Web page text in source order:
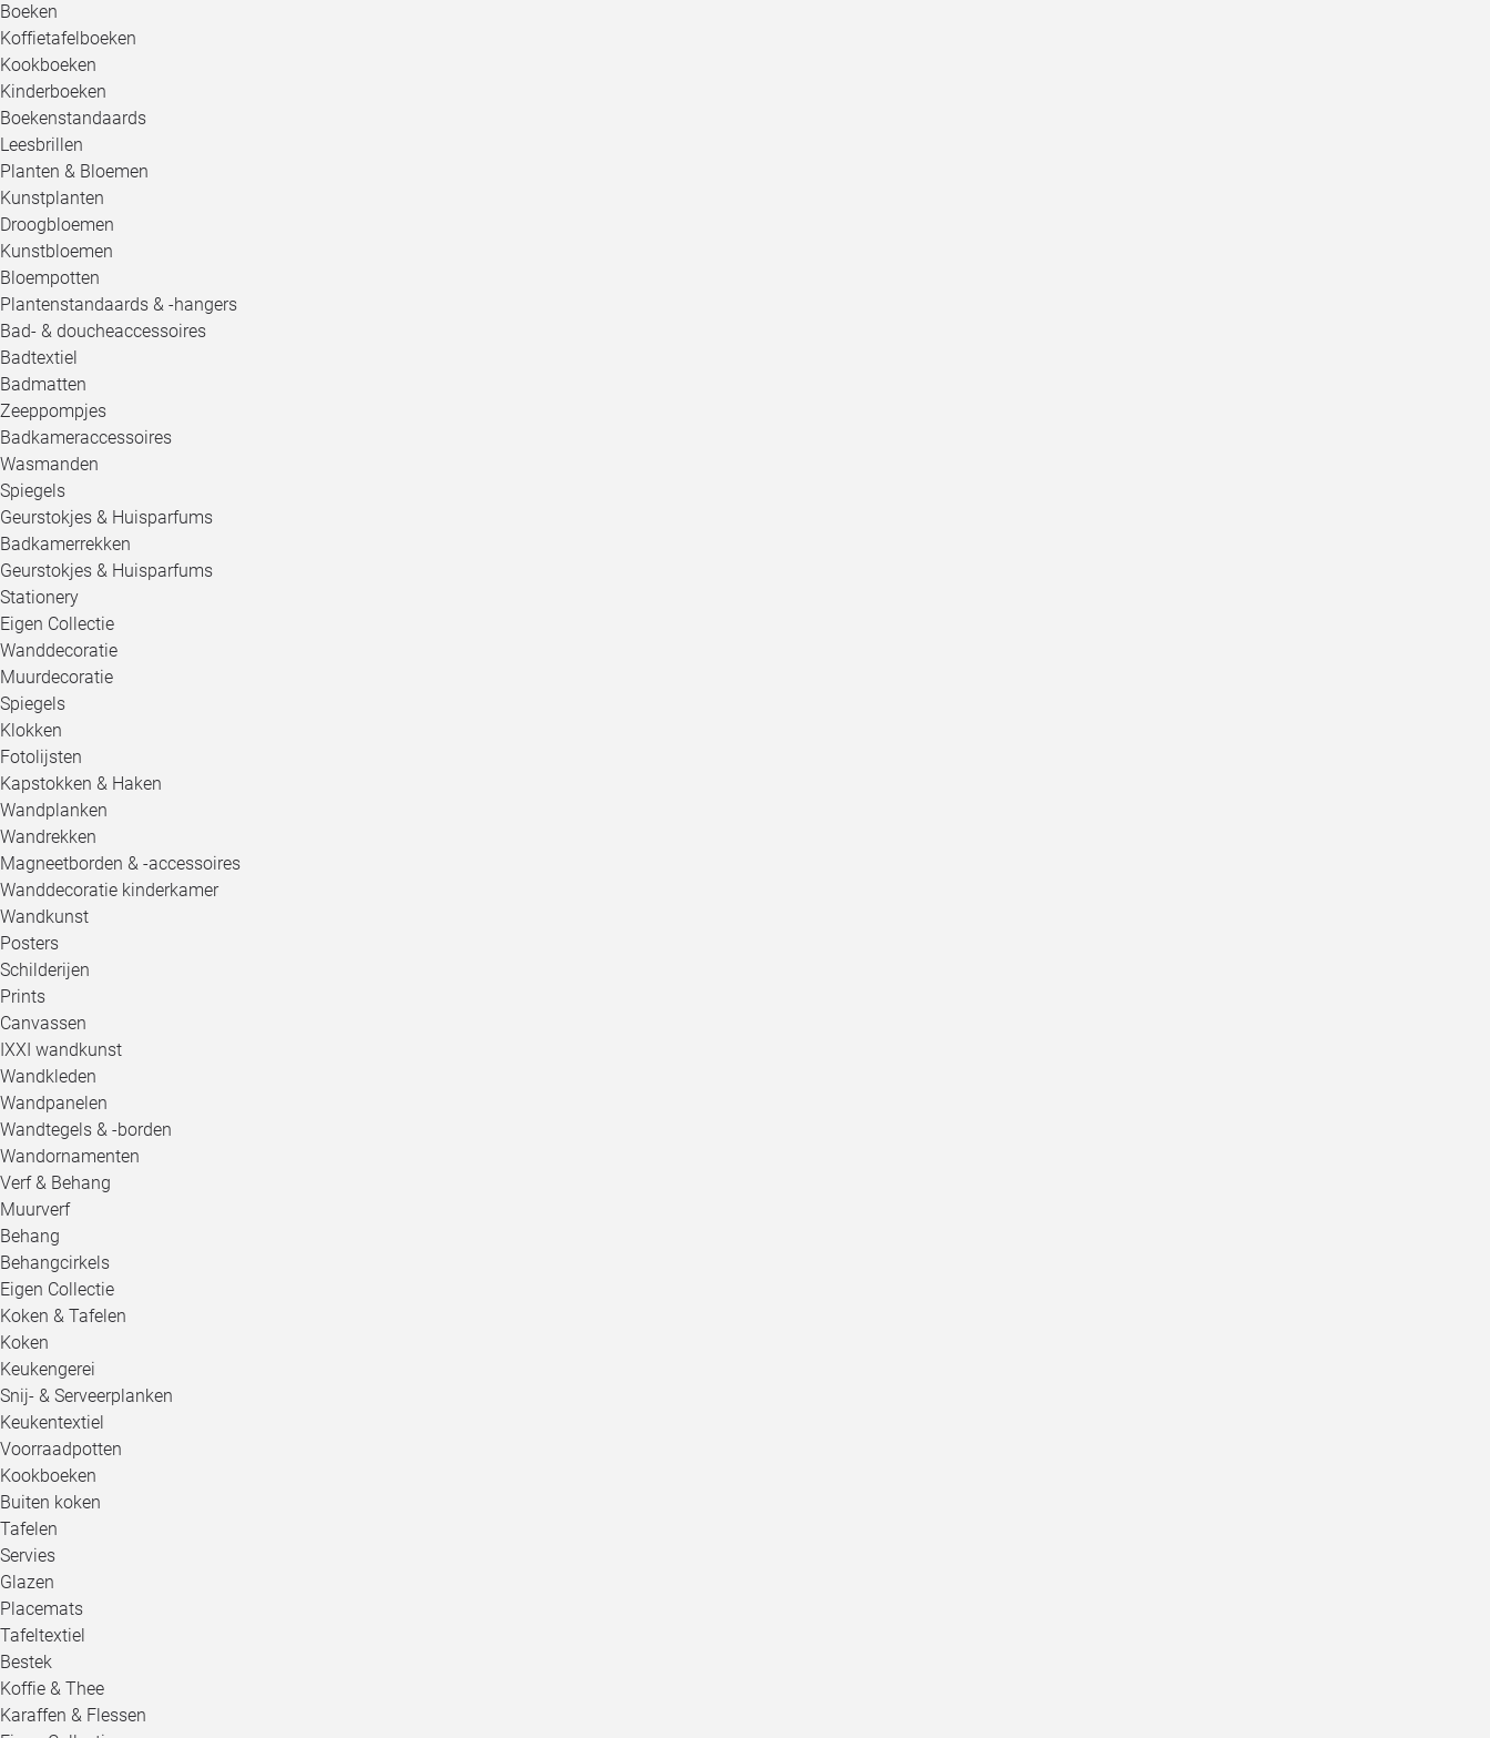
Boeken
Koffietafelboeken
Kookboeken
Kinderboeken
Boekenstandaards
Leesbrillen
Planten & Bloemen
Kunstplanten
Droogbloemen
Kunstbloemen
Bloempotten
Plantenstandaards & -hangers
Bad- & doucheaccessoires
Badtextiel
Badmatten
Zeeppompjes
Badkameraccessoires
Wasmanden
Spiegels
Geurstokjes & Huisparfums
Badkamerrekken
Geurstokjes & Huisparfums
Stationery
Eigen Collectie
Wanddecoratie
Muurdecoratie
Spiegels
Klokken
Fotolijsten
Kapstokken & Haken
Wandplanken
Wandrekken
Magneetborden & -accessoires
Wanddecoratie kinderkamer
Wandkunst
Posters
Schilderijen
Prints
Canvassen
IXXI wandkunst
Wandkleden
Wandpanelen
Wandtegels & -borden
Wandornamenten
Verf & Behang
Muurverf
Behang
Behangcirkels
Eigen Collectie
Koken & Tafelen
Koken
Keukengerei
Snij- & Serveerplanken
Keukentextiel
Voorraadpotten
Kookboeken
Buiten koken
Tafelen
Servies
Glazen
Placemats
Tafeltextiel
Bestek
Koffie & Thee
Karaffen & Flessen